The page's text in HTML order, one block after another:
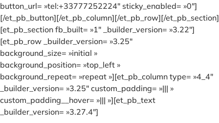
button_url= »tel:+33777252224″ sticky_enabled= »0″]
[/et_pb_button][/et_pb_column][/et_pb_row][/et_pb_section]
[et_pb_section fb_built= »1″ _builder_version= »3.22″]
[et_pb_row _builder_version= »3.25″
background_size= »initial »
background_position= »top_left »
background_repeat= »repeat »][et_pb_column type= »4_4″
_builder_version= »3.25″ custom_padding= »||| »
custom_padding__hover= »||| »][et_pb_text
_builder_version= »3.27.4″]